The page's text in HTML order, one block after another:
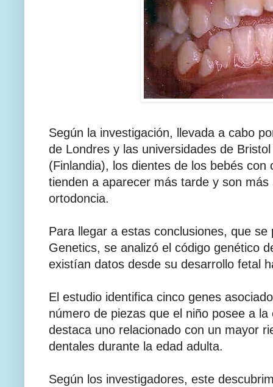
Según la investigación, llevada a cabo
de Londres y las universidades de
(Finlandia), los dientes de los bebés con
tienden a aparecer más tarde y son
ortodoncia.
Para llegar a estas conclusiones, que
Genetics, se analizó el código genético
existían datos desde su desarrollo fetal
El estudio identifica cinco genes
número de piezas que el niño posee a
destaca uno relacionado con un mayor
dentales durante la edad adulta.
Según los investigadores, este